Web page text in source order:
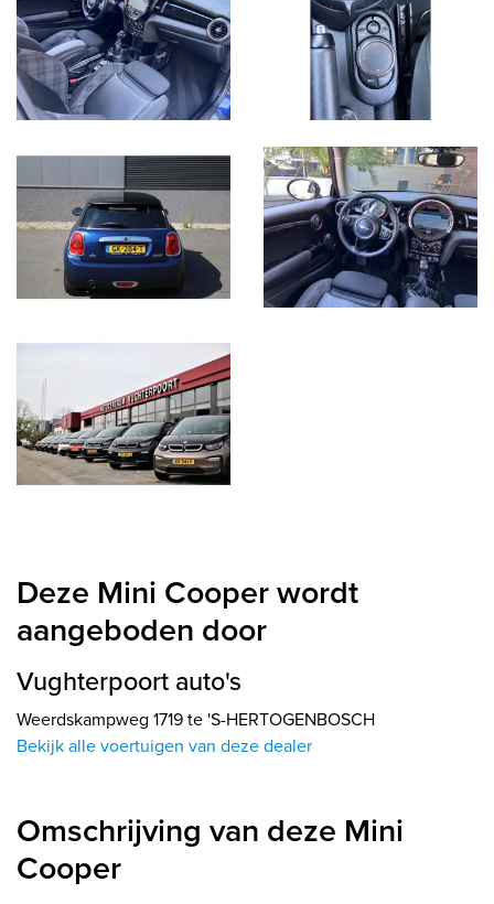
Deze Mini Cooper wordt
aangeboden door
Vughterpoort auto's
Weerdskampweg 1719 te 'S-HERTOGENBOSCH
Bekijk alle voertuigen van deze dealer
Omschrijving van deze Mini
Cooper